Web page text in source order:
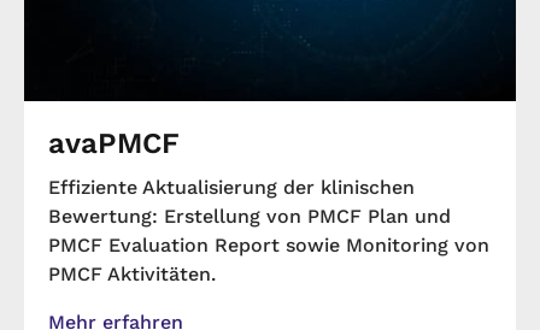
avaPMCF
Effiziente Aktualisierung der klinischen
Bewertung: Erstellung von PMCF Plan und
PMCF Evaluation Report sowie Monitoring von
PMCF Aktivitäten.
Mehr erfahren